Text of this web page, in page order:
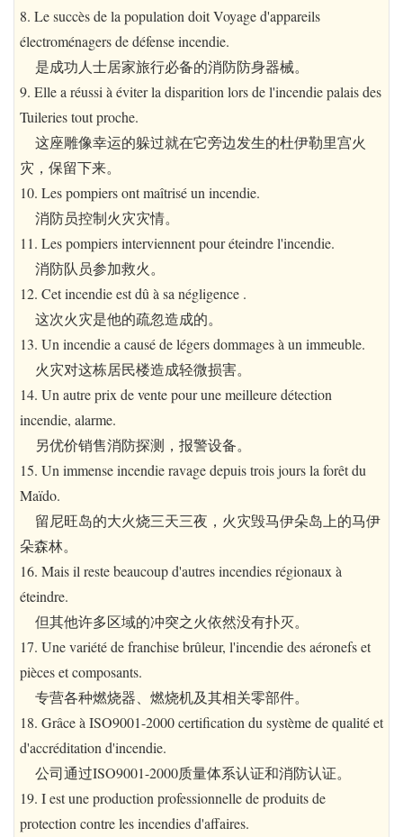
8. Le succès de la population doit Voyage d'appareils
électroménagers de défense incendie.
是成功人士居家旅行必备的消防防身器械。
9. Elle a réussi à éviter la disparition lors de l'incendie palais des
Tuileries tout proche.
这座雕像幸运的躲过就在它旁边发生的杜伊勒里宫火
灾，保留下来。
10. Les pompiers ont maîtrisé un incendie.
消防员控制火灾灾情。
11. Les pompiers interviennent pour éteindre l'incendie.
消防队员参加救火。
12. Cet incendie est dû à sa négligence .
这次火灾是他的疏忽造成的。
13. Un incendie a causé de légers dommages à un immeuble.
火灾对这栋居民楼造成轻微损害。
14. Un autre prix de vente pour une meilleure détection
incendie, alarme.
另优价销售消防探测，报警设备。
15. Un immense incendie ravage depuis trois jours la forêt du
Maïdo.
留尼旺岛的大火烧三天三夜，火灾毁马伊朵岛上的马伊
朵森林。
16. Mais il reste beaucoup d'autres incendies régionaux à
éteindre.
但其他许多区域的冲突之火依然没有扑灭。
17. Une variété de franchise brûleur, l'incendie des aéronefs et
pièces et composants.
专营各种燃烧器、燃烧机及其相关零部件。
18. Grâce à ISO9001-2000 certification du système de qualité et
d'accréditation d'incendie.
公司通过ISO9001-2000质量体系认证和消防认证。
19. I est une production professionnelle de produits de
protection contre les incendies d'affaires.